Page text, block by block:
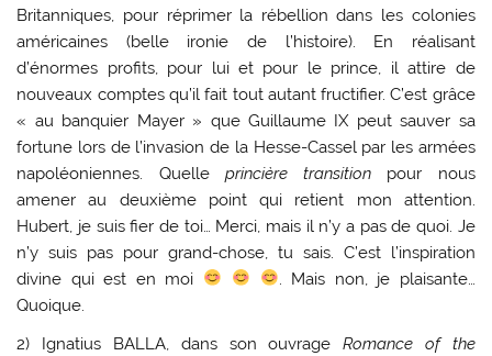
Britanniques, pour réprimer la rébellion dans les colonies
américaines (belle ironie de l’histoire). En réalisant
d’énormes profits, pour lui et pour le prince, il attire de
nouveaux comptes qu’il fait tout autant fructifier. C’est grâce
« au banquier Mayer » que Guillaume IX peut sauver sa
fortune lors de l’invasion de la Hesse-Cassel par les armées
napoléoniennes. Quelle princière transition pour nous
amener au deuxième point qui retient mon attention.
Hubert, je suis fier de toi… Merci, mais il n’y a pas de quoi. Je
n’y suis pas pour grand-chose, tu sais. C’est l’inspiration
divine qui est en moi
. Mais non, je plaisante…
Quoique.
2) Ignatius BALLA, dans son ouvrageRomance of the